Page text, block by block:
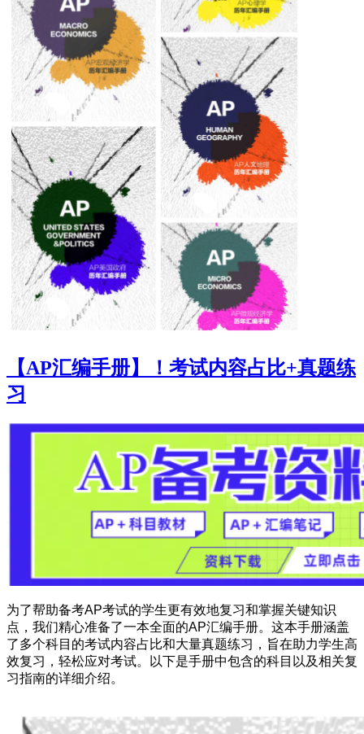
【AP汇编手册】！考试内容占比+真题练
习
为了帮助备考AP考试的学生更有效地复习和掌握关键知识
点，我们精心准备了一本全面的AP汇编手册。这本手册涵盖
了多个科目的考试内容占比和大量真题练习，旨在助力学生高
效复习，轻松应对考试。以下是手册中包含的科目以及相关复
习指南的详细介绍。